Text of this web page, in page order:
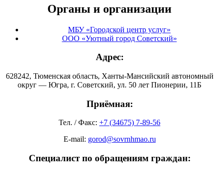
Органы и организации
МБУ «Городской центр услуг»
ООО «Уютный город Советский»
Адрес:
628242, Тюменская область, Ханты-Мансийский автономный
округ — Югра, г. Советский, ул. 50 лет Пионерии, 11Б
Приёмная:
Тел. / Факс: +7 (34675) 7-89-56
E-mail: gorod@sovrnhmao.ru
Специалист по обращениям граждан: